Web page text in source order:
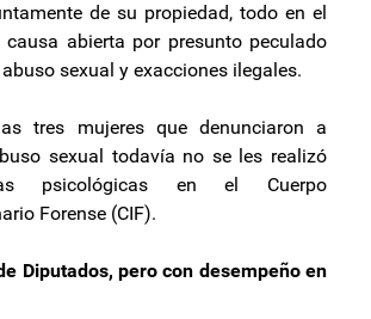
de su propiedad, todo en el
abierta por presunto peculado
sexual y exacciones ilegales.
tres mujeres que denunciaron a
sexual todavía no se les realizó
psicológicas en el Cuerpo
Forense (CIF).
Diputados, pero con desempeño en